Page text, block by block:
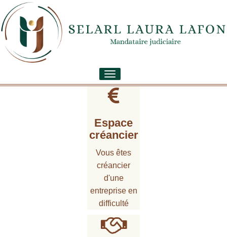
Toggle
navigation
Espace
créancier
Vous êtes
créancier
d'une
entreprise en
difficulté